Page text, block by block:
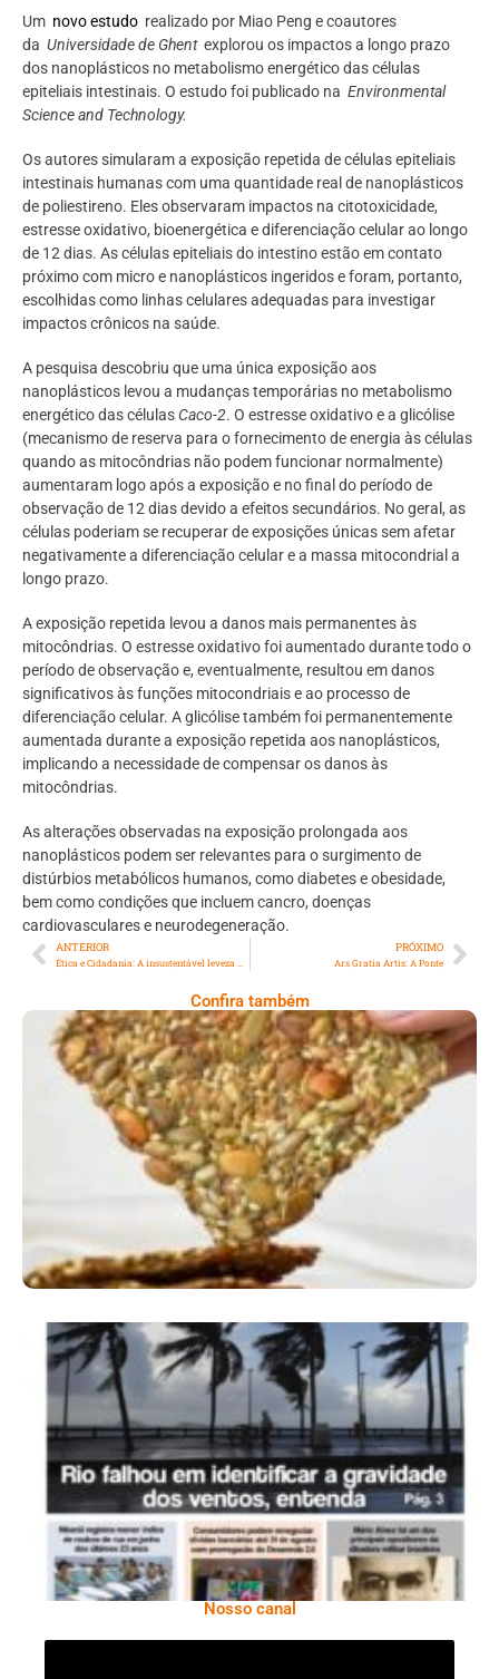
Um novo estudo realizado por Miao Peng e coautores
da Universidade de Ghentexplorou os impactos a longo prazo
dos nanoplásticos no metabolismo energético das células
epiteliais intestinais. O estudo foi publicado na Environmental
Science and Technology.
Os autores simularam a exposição repetida de células epiteliais
intestinais humanas com uma quantidade real de nanoplásticos
de poliestireno. Eles observaram impactos na citotoxicidade,
estresse oxidativo, bioenergética e diferenciação celular ao longo
de 12 dias. As células epiteliais do intestino estão em contato
próximo com micro e nanoplásticos ingeridos e foram, portanto,
escolhidas como linhas celulares adequadas para investigar
impactos crônicos na saúde.
A pesquisa descobriu que uma única exposição aos
nanoplásticos levou a mudanças temporárias no metabolismo
energético das célulasCaco-2. O estresse oxidativo e a glicólise
(mecanismo de reserva para o fornecimento de energia às células
quando as mitocôndrias não podem funcionar normalmente)
aumentaram logo após a exposição e no final do período de
observação de 12 dias devido a efeitos secundários. No geral, as
células poderiam se recuperar de exposições únicas sem afetar
negativamente a diferenciação celular e a massa mitocondrial a
longo prazo.
A exposição repetida levou a danos mais permanentes às
mitocôndrias. O estresse oxidativo foi aumentado durante todo o
período de observação e, eventualmente, resultou em danos
significativos às funções mitocondriais e ao processo de
diferenciação celular. A glicólise também foi permanentemente
aumentada durante a exposição repetida aos nanoplásticos,
implicando a necessidade de compensar os danos às
mitocôndrias.
As alterações observadas na exposição prolongada aos
nanoplásticos podem ser relevantes para o surgimento de
distúrbios metabólicos humanos, como diabetes e obesidade,
bem como condições que incluem cancro, doenças
cardiovasculares e neurodegeneração.
ANTERIOR
Ética e Cidadania: A insustentável leveza da democracia
PRÓXIMO
Ars Gratia Artis: A Ponte
Confira também
Comer Bem: Cracker De Sementes
Ano X – Número 366 01 A 07 De Agosto De
2026
Nosso canal